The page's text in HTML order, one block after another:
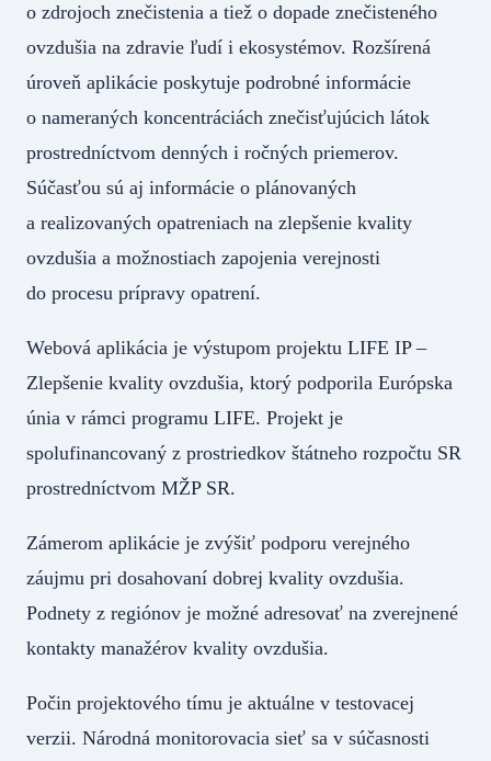
o zdrojoch znečistenia a tiež o dopade znečisteného
ovzdušia na zdravie ľudí i ekosystémov. Rozšírená
úroveň aplikácie poskytuje podrobné informácie
o nameraných koncentráciách znečisťujúcich látok
prostredníctvom denných i ročných priemerov.
Súčasťou sú aj informácie o plánovaných
a realizovaných opatreniach na zlepšenie kvality
ovzdušia a možnostiach zapojenia verejnosti
do procesu prípravy opatrení.
Webová aplikácia je výstupom projektu LIFE IP –
Zlepšenie kvality ovzdušia, ktorý podporila Európska
únia v rámci programu LIFE. Projekt je
spolufinancovaný z prostriedkov štátneho rozpočtu SR
prostredníctvom MŽP SR.
Zámerom aplikácie je zvýšiť podporu verejného
záujmu pri dosahovaní dobrej kvality ovzdušia.
Podnety z regiónov je možné adresovať na zverejnené
kontakty manažérov kvality ovzdušia.
Počin projektového tímu je aktuálne v testovacej
verzii. Národná monitorovacia sieť sa v súčasnosti